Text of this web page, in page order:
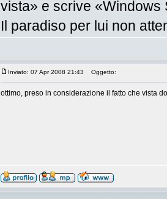
vista» e scrive «Windows
Il paradiso per lui non
Inviato: 07 Apr 2008 21:43 Oggetto:
ottimo, preso in considerazione il fatto che vista